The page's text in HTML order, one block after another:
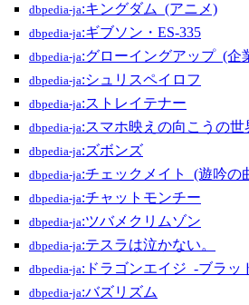
dbpedia-ja:キングダム_(アニメ)
dbpedia-ja:ギブソン・ES-335
dbpedia-ja:グローイングアップ_(企
dbpedia-ja:シュリスペイロフ
dbpedia-ja:ストレイテナー
dbpedia-ja:スマホ映えの向こうの世
dbpedia-ja:ズボンズ
dbpedia-ja:チェックメイト_(遊吟の
dbpedia-ja:チャットモンチー
dbpedia-ja:ツバメクリムゾン
dbpedia-ja:テスラは泣かない。
dbpedia-ja:ドラゴンエイジ_-ブラッ
dbpedia-ja:バズリズム